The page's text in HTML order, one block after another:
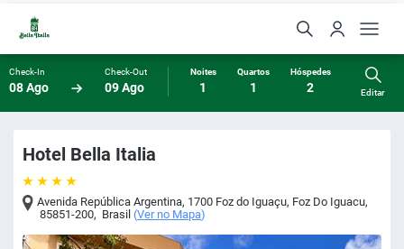
Check-In
08 Ago
Check-Out
09 Ago
Noites
1
Quartos
1
Hóspedes
2 Editar
Hotel Bella Italia
Avenida República Argentina, 1700 Foz do Iguaçu, Foz Do Iguacu,
85851-200, Brasil (Ver no Mapa)